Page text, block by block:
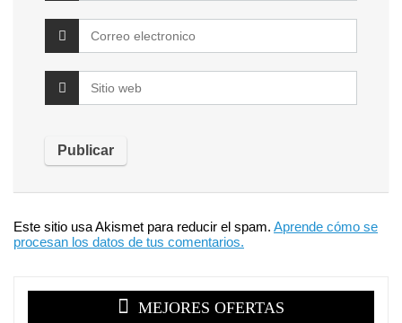
Este sitio usa Akismet para reducir el spam. Aprende cómo se
procesan los datos de tus comentarios.
MEJORES OFERTAS